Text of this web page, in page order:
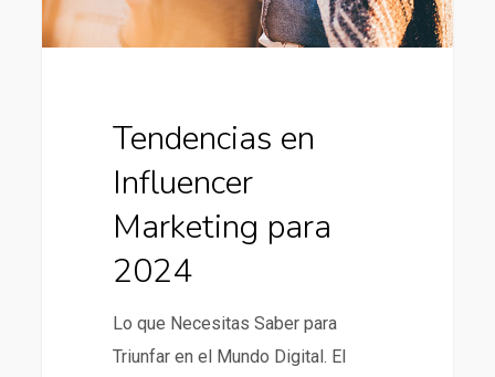
Tendencias en
Influencer
Marketing para
2024
Lo que Necesitas Saber para
Triunfar en el Mundo Digital. El